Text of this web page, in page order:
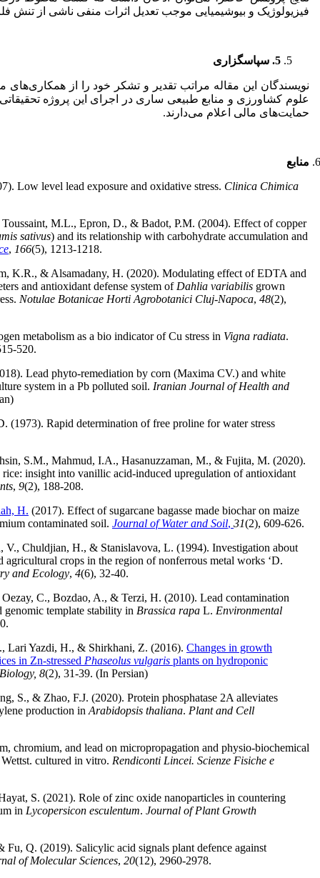
فیزیولوژیک و بیوشیمیایی موجب تعدیل اثرات منفی ناشی از تنش
5. سپاسگزاری
نویسندگان این مقاله مراتب تقدیر و تشکر خود را از
حمایت‌های مالی اعلام می‌دارند.
منابع
Low level lead exposure and oxidative stress. Clinica Chimica
M.L., Epron, D., & Badot, P.M. (2004). Effect of copper
sativus) and its relationship with carbohydrate accumulation and
, 166(5), 1213-1218.
K.R., & Alsamadany, H. (2020). Modulating effect of EDTA and
and antioxidant defense system ofDahlia variabilis grown
Notulae Botanicae Horti Agrobotanici Cluj-Napoca, 48(2),
metabolism as a bio indicator of Cu stress in Vigna radiata.
520.
Lead phyto-remediation by corn (Maxima CV.) and white
system in a Pb polluted soil. Iranian Journal of Health and
(1973). Rapid determination of free proline for water stress
S.M., Mahmud, I.A., Hasanuzzaman, M., & Fujita, M. (2020).
insight into vanillic acid-induced upregulation of antioxidant
, 9(2), 188-208.
H. (2017). Effect of sugarcane bagasse made biochar on maize
contaminated soil. Journal of Water and Soil, 31(2), 609-626.
V., Chuldjian, H., & Stanislavova, L. (1994). Investigation about
agricultural crops in the region of nonferrous metal works ‘D.
and Ecology, 4(6), 32-40.
C., Bozdao, A., & Terzi, H. (2010). Lead contamination
genomic template stability in Brassica rapa L. Environmental
Lari Yazdi, H., & Shirkhani, Z. (2016). Changes in growth
in Zn-stressed Phaseolus vulgaris plants on hydroponic
8(2), 31-39. (In Persian)
S., & Zhao, F.J. (2020). Protein phosphatase 2A alleviates
production inArabidopsis thaliana. Plant and Cell
chromium, and lead on micropropagation and physio-biochemical
cultured in vitro. Rendiconti Lincei. Scienze Fisiche e
S. (2021). Role of zinc oxide nanoparticles in countering
in Lycopersicon esculentum. Journal of Plant Growth
Q. (2019). Salicylic acid signals plant defence against
of Molecular Sciences, 20(12), 2960-2978.